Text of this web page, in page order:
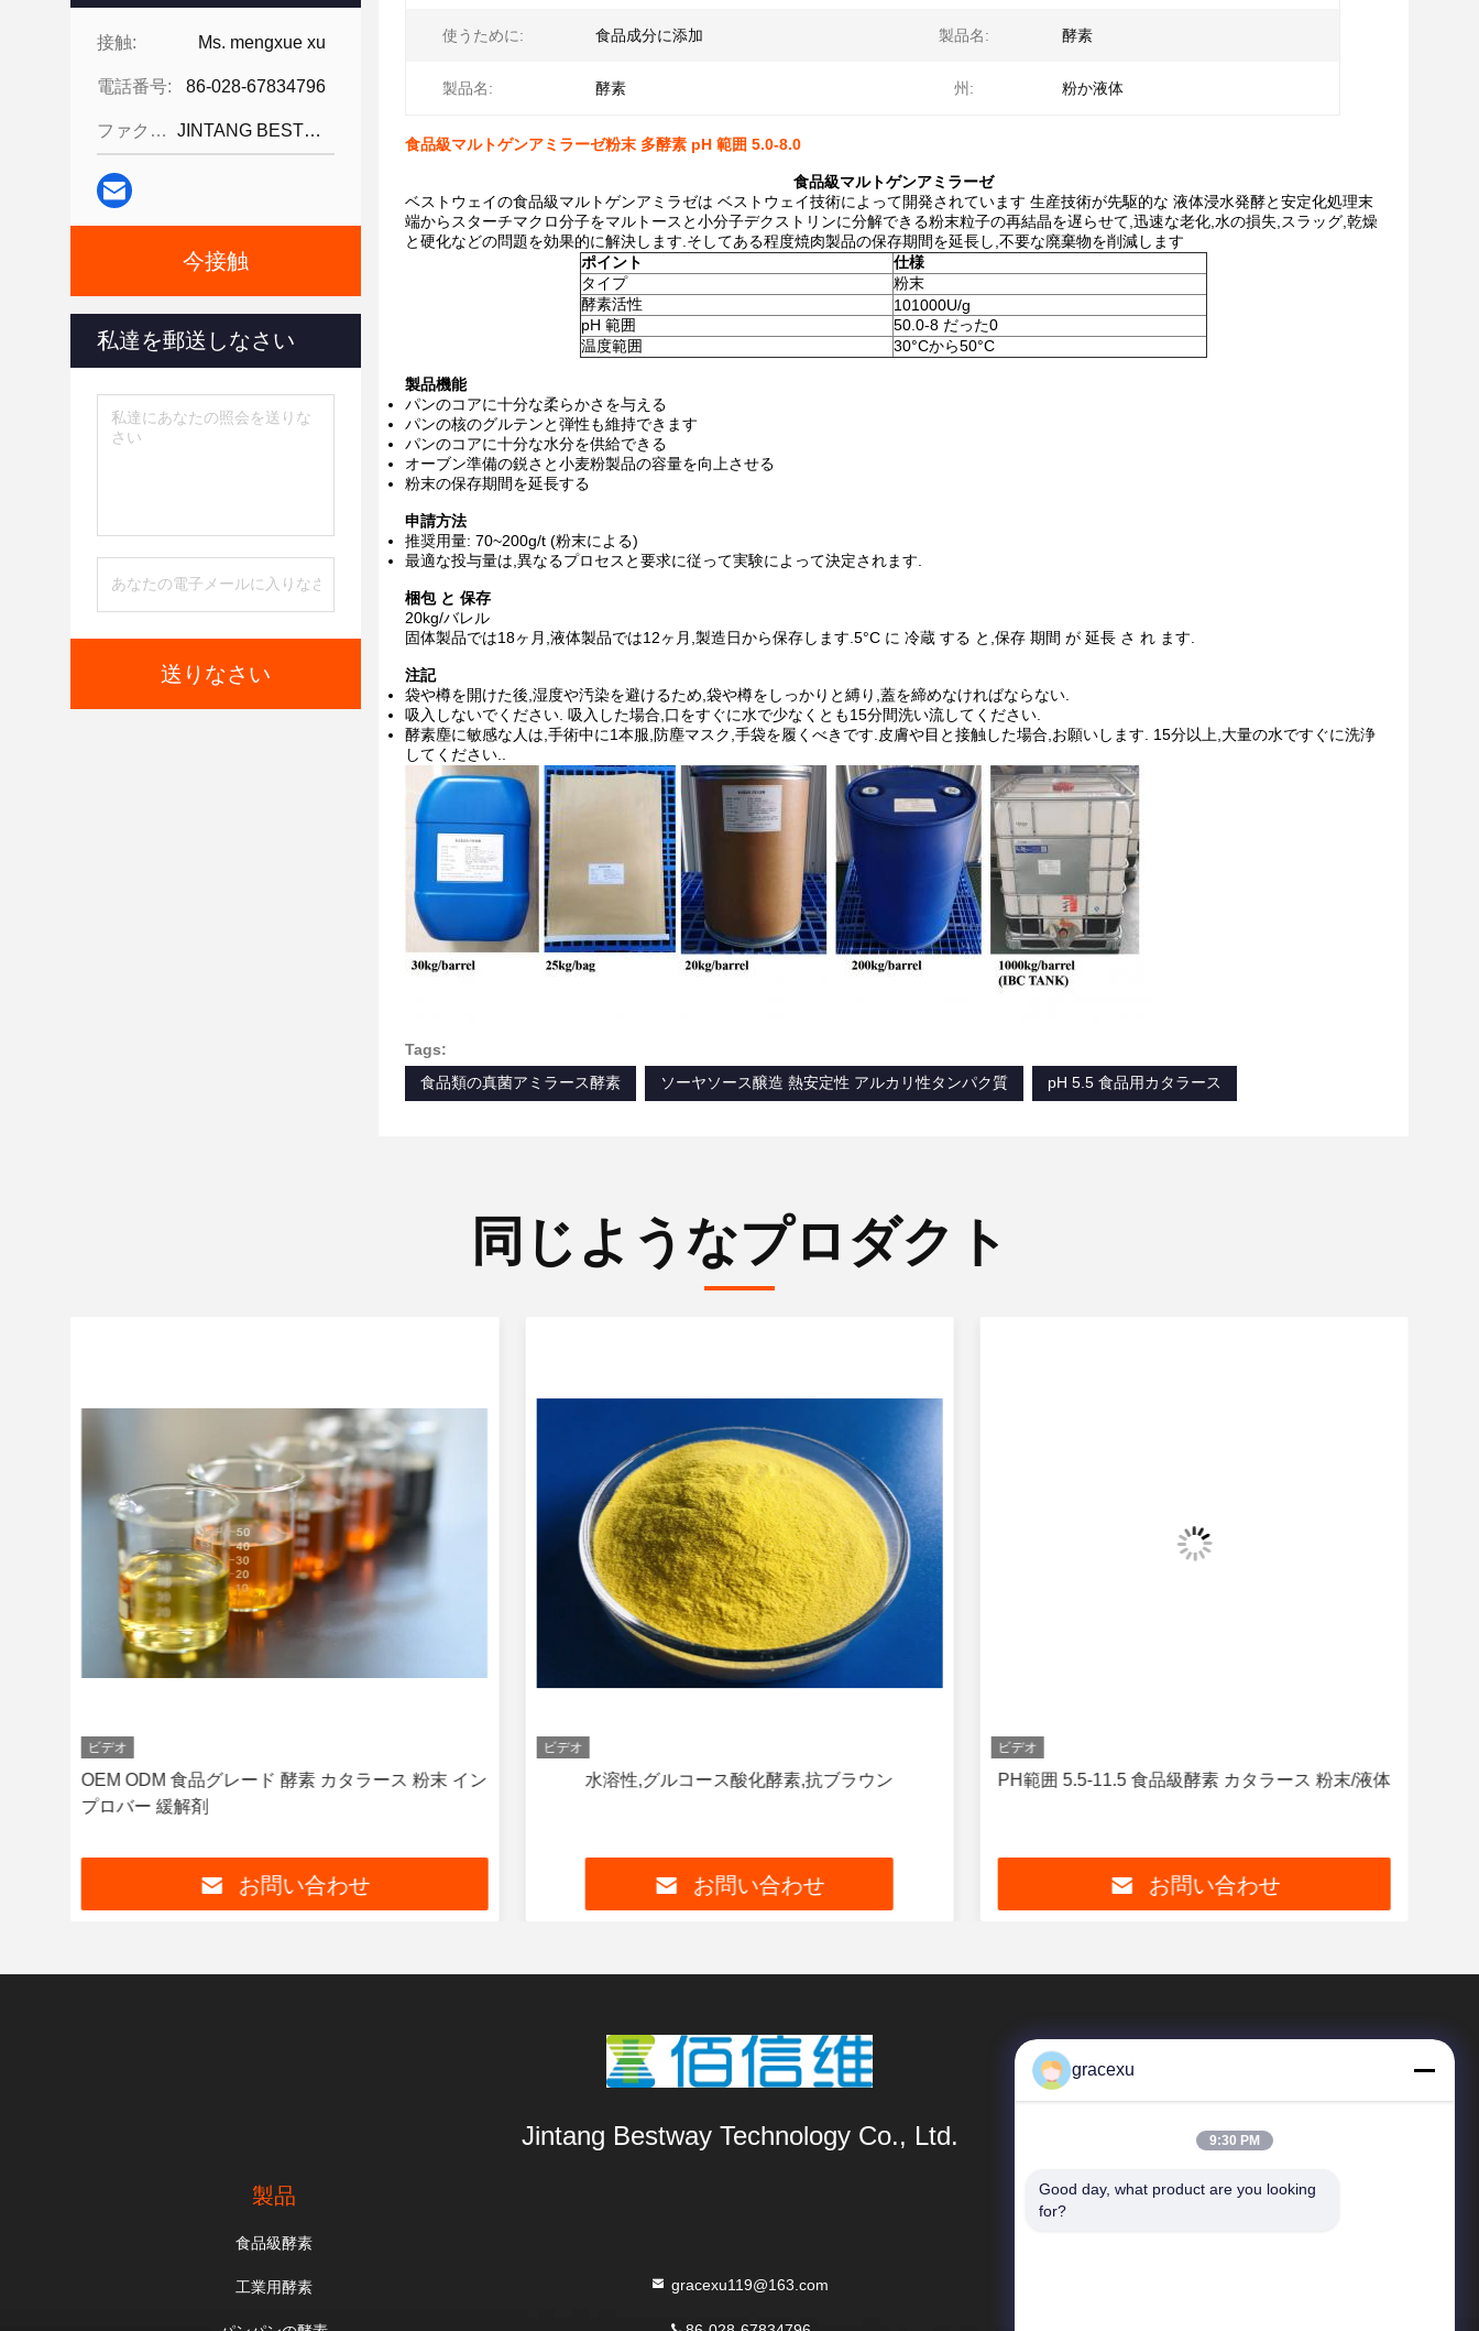
接触: Ms. mengxue xu
電話番号: 86-028-67834796
ファクシミリ: JINTANG BESTWAY TECHNOLOGY CO
今接触
私達を郵送しなさい
送りなさい
使うために: 食品成分に添加 製品名: 酵素
製品名: 酵素 州: 粉か液体
食品級マルトゲンアミラーゼ粉末 多酵素 pH 範囲 5.0-8.0
食品級マルトゲンアミラーゼ
ベストウェイの食品級マルトゲンアミラゼは ベストウェイ技術によって開発されています 生産技術が先駆的な 液体浸水発酵と安定化処理末
端からスターチマクロ分子をマルトースと小分子デクストリンに分解できる粉末粒子の再結晶を遅らせて,迅速な老化,水の損失,スラッグ,乾燥
と硬化などの問題を効果的に解決します.そしてある程度焼肉製品の保存期間を延長し,不要な廃棄物を削減します
ポイント
仕様
タイプ
粉末
酵素活性
101000U/g
pH 範囲
50.0-8 だった0
温度範囲
30°Cから50°C
製品機能
パンのコアに十分な柔らかさを与える
パンの核のグルテンと弾性も維持できます
パンのコアに十分な水分を供給できる
オーブン準備の鋭さと小麦粉製品の容量を向上させる
粉末の保存期間を延長する
申請方法
推奨用量: 70~200g/t (粉末による)
最適な投与量は,異なるプロセスと要求に従って実験によって決定されます.
梱包 と 保存
20kg/バレル
固体製品では18ヶ月,液体製品では12ヶ月,製造日から保存します.5°C に 冷蔵 する と,保存 期間 が 延長 さ れ ます.
注記
袋や樽を開けた後,湿度や汚染を避けるため,袋や樽をしっかりと縛り,蓋を締めなければならない.
吸入しないでください. 吸入した場合,口をすぐに水で少なくとも15分間洗い流してください.
酵素塵に敏感な人は,手術中に1本服,防塵マスク,手袋を履くべきです.皮膚や目と接触した場合,お願いします. 15分以上,大量の水ですぐに洗浄
してください..
Tags:
食品類の真菌アミラース酵素
ソーヤソース醸造 熱安定性 アルカリ性タンパク質 pH 5.5 食品用カタラース
同じようなプロダクト
ビデオ
OEM ODM 食品グレード 酵素 カタラース 粉末 イン
プロバー 緩解剤
お問い合わせ
ビデオ
水溶性,グルコース酸化酵素,抗ブラウン
お問い合わせ
ビデオ
PH範囲 5.5-11.5 食品級酵素 カタラース 粉末/液体
お問い合わせ
Jintang Bestway Technology Co., Ltd.
製品
食品級酵素
工業用酵素 gracexu119@163.com
SAIKESAISI水素エナジー
gracexu
9:30 PM
Good day, what product are you looking
for?